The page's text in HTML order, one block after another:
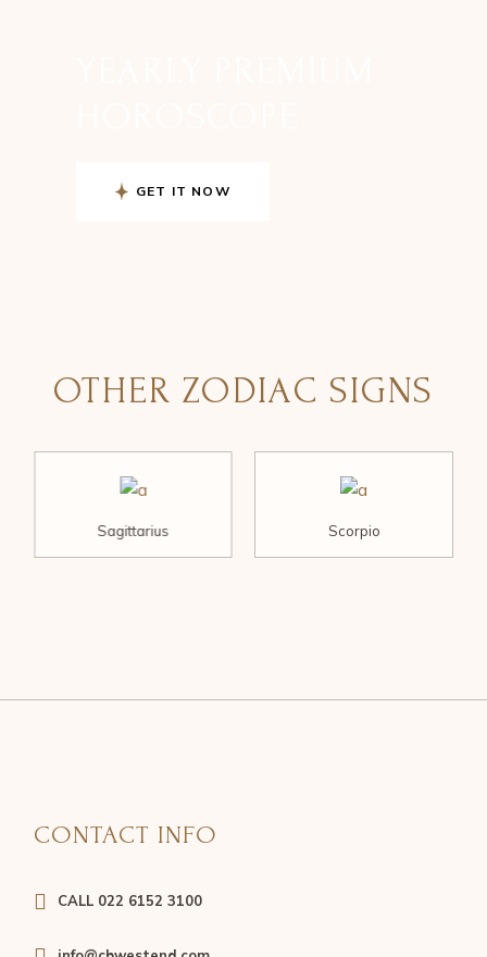
GET IT NOW
OTHER ZODIAC SIGNS
Sagittarius Scorpio
CONTACT INFO
CALL 022 6152 3100